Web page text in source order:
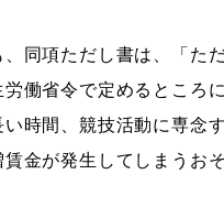
、同項ただし書は、「た
労働省令で定めるところ
い時間、競技活動に専念
賃金が発生してしまうお